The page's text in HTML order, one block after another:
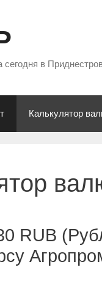
в
Калькулятор
RUB